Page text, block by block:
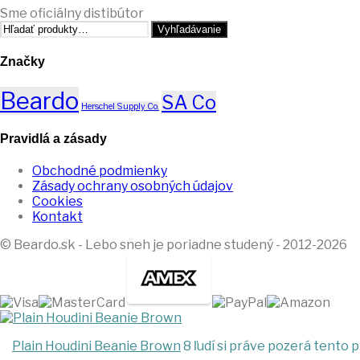
Sme oficiálny distibútor
Hľadať: Vyhľadávanie
Značky
Beardo Herschel Supply Co. SA Co
Pravidlá a zásady
Obchodné podmienky
Zásady ochrany osobných údajov
Cookies
Kontakt
© Beardo.sk - Lebo sneh je poriadne studený - 2012-2026
Plain Houdini Beanie Brown 8 ľudí si práve pozerá tento